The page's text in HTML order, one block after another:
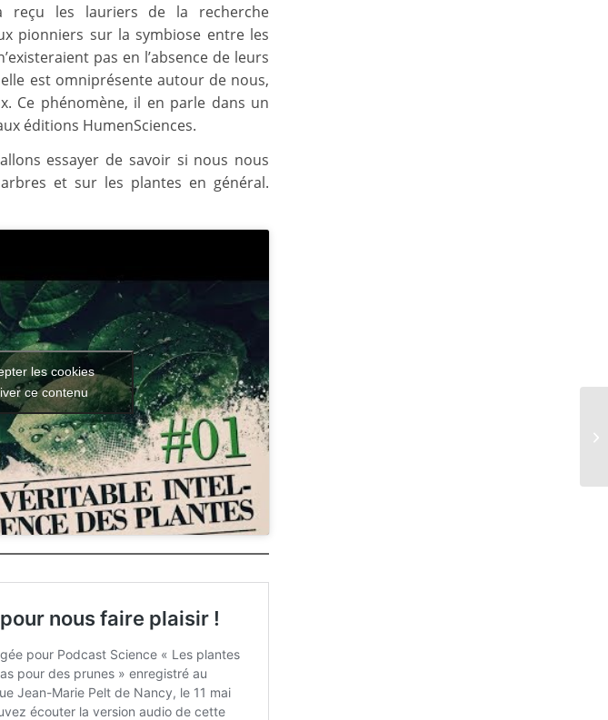
reçu les lauriers de la recherche
pionniers sur la symbiose entre les
pas en l’absence de leurs
est omniprésente autour de nous,
Ce phénomène, il en parle dans un
éditions HumenSciences.
essayer de savoir si nous nous
et sur les plantes en général.
les cookies
ce contenu